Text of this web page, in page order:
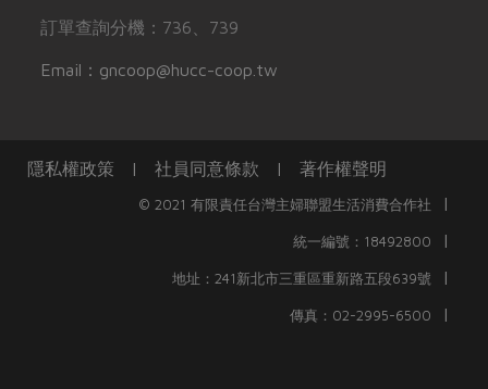
訂單查詢分機：736、739
Email：gncoop@hucc-coop.tw
隱私權政策 | 社員同意條款 | 著作權聲明
© 2021 有限責任台灣主婦聯盟生活消費合作社 |
統一編號：18492800 |
地址：241新北市三重區重新路五段639號 |
傳真：02-2995-6500 |